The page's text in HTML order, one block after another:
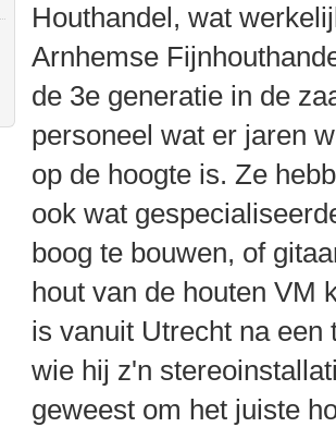
Houthandel, wat
Arnhemse
de 3e generatie in de
personeel wat er jaren
op de hoogte is. Ze
ook wat
boog te bouwen, of
hout van de houten VM
is vanuit Utrecht na
wie hij z'n
geweest om het juiste